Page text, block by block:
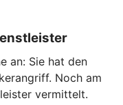
an: Sie hat den
Noch am
vermittelt.